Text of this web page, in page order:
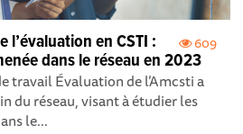
609
l’évaluation en CSTI :
dans le réseau en 2023
travail Évaluation de l’Amcsti a
du réseau, visant à étudier les
le...